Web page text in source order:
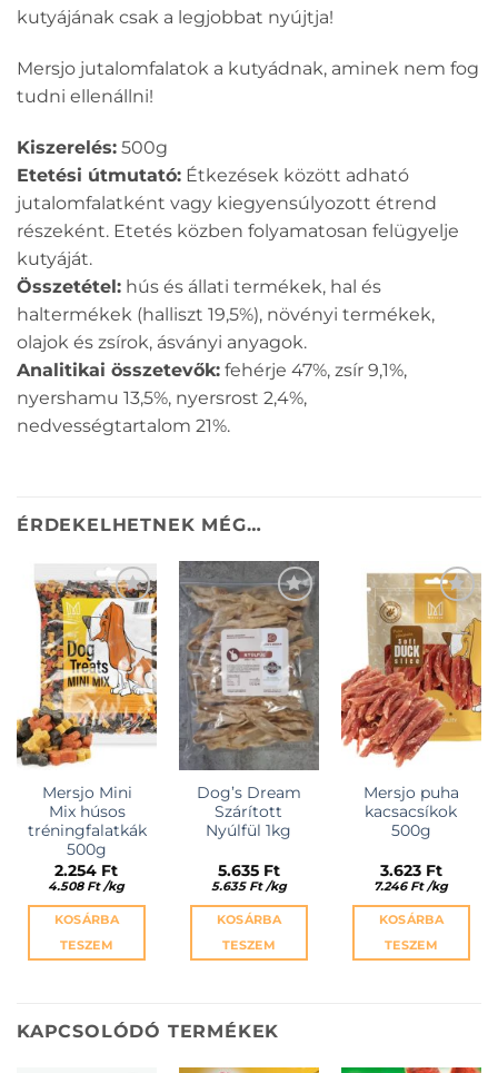
kutyájának csak a legjobbat nyújtja!
Mersjo jutalomfalatok a kutyádnak, aminek nem fog
tudni ellenállni!
Kiszerelés: 500g
Etetési útmutató: Étkezések között adható
jutalomfalatként vagy kiegyensúlyozott étrend
részeként. Etetés közben folyamatosan felügyelje
kutyáját.
Összetétel: hús és állati termékek, hal és
haltermékek (halliszt 19,5%), növényi termékek,
olajok és zsírok, ásványi anyagok.
Analitikai összetevők: fehérje 47%, zsír 9,1%,
nyershamu 13,5%, nyersrost 2,4%,
nedvességtartalom 21%.
ÉRDEKELHETNEK MÉG…
KEDVENCEKHEZ
Mersjo Mini
Mix húsos
tréningfalatkák
500g
2.254 Ft
4.508 Ft /kg
KOSÁRBA
TESZEM
KEDVENCEKHEZ
Dog’s Dream
Szárított
Nyúlfül 1kg
5.635 Ft
5.635 Ft /kg
KOSÁRBA
TESZEM
KEDVENCEKHEZ
Mersjo puha
kacsacsíkok
500g
3.623 Ft
7.246 Ft /kg
KOSÁRBA
TESZEM
KAPCSOLÓDÓ TERMÉKEK